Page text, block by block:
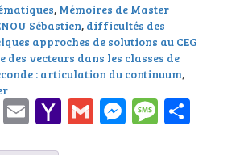
, Mémoires de Master
Sébastien, difficultés des
approches de solutions au CEG
des vecteurs dans les classes de
: articulation du continuum,
WhatsApp
EmailYahoo
Mail
Gmail